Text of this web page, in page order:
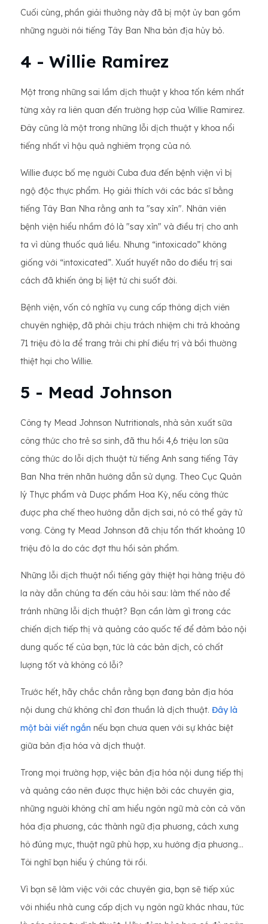
Cuối cùng, phần giải thưởng này đã bị một ủy ban gồm
những người nói tiếng Tây Ban Nha bản địa hủy bỏ.
4 - Willie Ramirez
Một trong những sai lầm dịch thuật y khoa tốn kém nhất
từng xảy ra liên quan đến trường hợp của Willie Ramirez.
Đây cũng là một trong những lỗi dịch thuật y khoa nổi
tiếng nhất vì hậu quả nghiêm trọng của nó.
Willie được bố mẹ người Cuba đưa đến bệnh viện vì bị
ngộ độc thực phẩm. Họ giải thích với các bác sĩ bằng
tiếng Tây Ban Nha rằng anh ta "say xỉn". Nhân viên
bệnh viện hiểu nhầm đó là "say xỉn" và điều trị cho anh
ta vì dùng thuốc quá liều. Nhưng “intoxicado” không
giống với “intoxicated”. Xuất huyết não do điều trị sai
cách đã khiến ông bị liệt tứ chi suốt đời.
Bệnh viện, vốn có nghĩa vụ cung cấp thông dịch viên
chuyên nghiệp, đã phải chịu trách nhiệm chi trả khoảng
71 triệu đô la để trang trải chi phí điều trị và bồi thường
thiệt hại cho Willie.
5 - Mead Johnson
Công ty Mead Johnson Nutritionals, nhà sản xuất sữa
công thức cho trẻ sơ sinh, đã thu hồi 4,6 triệu lon sữa
công thức do lỗi dịch thuật từ tiếng Anh sang tiếng Tây
Ban Nha trên nhãn hướng dẫn sử dụng. Theo Cục Quản
lý Thực phẩm và Dược phẩm Hoa Kỳ, nếu công thức
được pha chế theo hướng dẫn dịch sai, nó có thể gây tử
vong. Công ty Mead Johnson đã chịu tổn thất khoảng 10
triệu đô la do các đợt thu hồi sản phẩm.
Những lỗi dịch thuật nổi tiếng gây thiệt hại hàng triệu đô
la này dẫn chúng ta đến câu hỏi sau: làm thế nào để
tránh những lỗi dịch thuật? Bạn cần làm gì trong các
chiến dịch tiếp thị và quảng cáo quốc tế để đảm bảo nội
dung quốc tế của bạn, tức là các bản dịch, có chất
lượng tốt và không có lỗi?
Trước hết, hãy chắc chắn rằng bạn đang bản địa hóa
nội dung chứ không chỉ đơn thuần là dịch thuật. Đây là
một bài viết ngắn nếu bạn chưa quen với sự khác biệt
giữa bản địa hóa và dịch thuật.
Trong mọi trường hợp, việc bản địa hóa nội dung tiếp thị
và quảng cáo nên được thực hiện bởi các chuyên gia,
những người không chỉ am hiểu ngôn ngữ mà còn cả văn
hóa địa phương, các thành ngữ địa phương, cách xưng
hô đúng mực, thuật ngữ phù hợp, xu hướng địa phương…
Tôi nghĩ bạn hiểu ý chúng tôi rồi.
Vì bạn sẽ làm việc với các chuyên gia, bạn sẽ tiếp xúc
với nhiều nhà cung cấp dịch vụ ngôn ngữ khác nhau, tức